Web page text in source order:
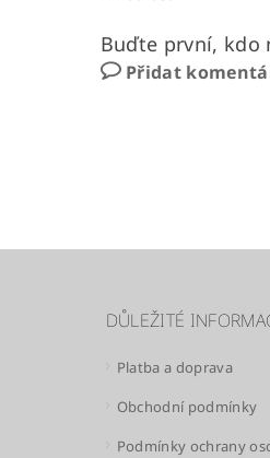
Buďte první, kdo
Přidat
DŮLEŽITÉ
Platba a doprava
Obchodní podmínky
Podmínky ochrany